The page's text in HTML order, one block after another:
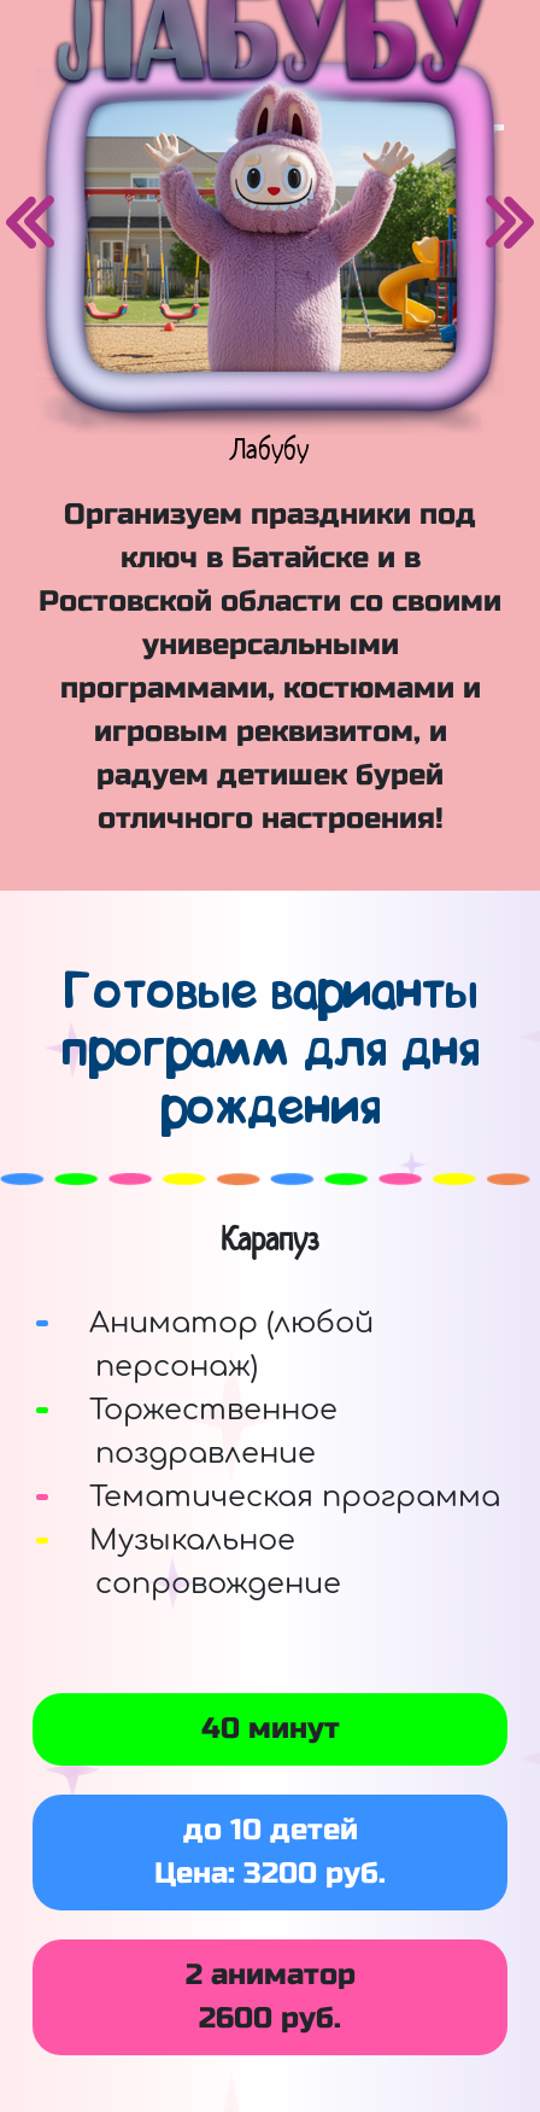
Куклы Лол
Организуем праздники под
ключ в Батайске и в
Ростовской области со своими
универсальными
программами, костюмами и
игровым реквизитом, и
радуем детишек бурей
отличного настроения!
Готовые варианты
программ для дня
рождения
Карапуз
Аниматор (любой
персонаж)
Торжественное
поздравление
Тематическая программа
Музыкальное
сопровождение
40 минут
до 10 детей
Цена: 3200 руб.
2 аниматор
2600 руб.